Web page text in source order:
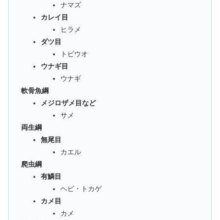
ナマズ
カレイ目
ヒラメ
ダツ目
トビウオ
ウナギ目
ウナギ
軟骨魚綱
メジロザメ目など
サメ
両生綱
無尾目
カエル
爬虫綱
有鱗目
ヘビ・トカゲ
カメ目
カメ